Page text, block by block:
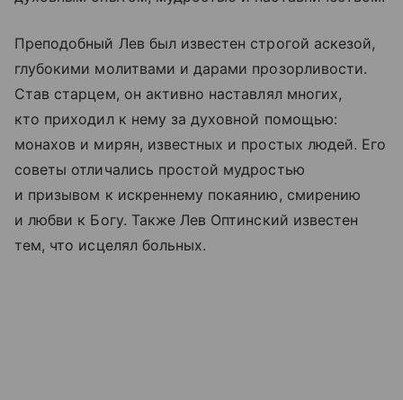
Преподобный Лев был известен строгой аскезой,
глубокими молитвами и дарами прозорливости.
Став старцем, он активно наставлял многих,
кто приходил к нему за духовной помощью:
монахов и мирян, известных и простых людей. Его
советы отличались простой мудростью
и призывом к искреннему покаянию, смирению
и любви к Богу. Также Лев Оптинский известен
тем, что исцелял больных.